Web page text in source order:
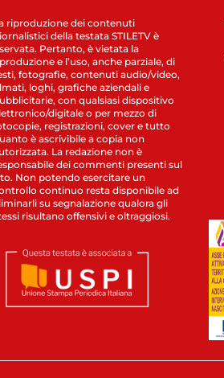
riproduzione dei contenuti
della testata STILETV è
Pertanto, è vietata la
e l’uso, anche parziale, di
fotografie, contenuti audio/video,
loghi, grafiche aziendali e
con qualsiasi dispositivo
digitale o per mezzo di
registrazioni, cover e tutto
è ascrivibile a copia non
La redazione non è
dei commenti presenti sul
Non potendo esercitare un
continuo resta disponibile ad
su segnalazione qualora gli
risultano offensivi e oltraggiosi.